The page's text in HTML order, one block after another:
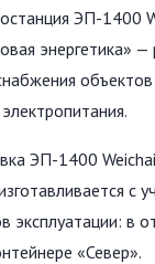
ЭП-1400
энергетика»
ЭП-1400
с
эксплуатации: в
«Север».